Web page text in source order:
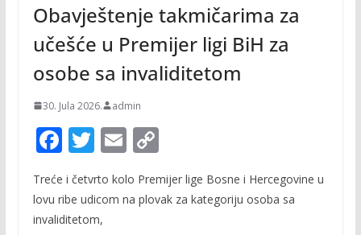
Obavještenje takmičarima za
učešće u Premijer ligi BiH za
osobe sa invaliditetom
30. Jula 2026. admin
F
ac
e
b
T
w
itt
er
E
m
ai
C
p
Treće i četvrto kolo Premijer lige Bosne i Hercegovine u
lovu ribe udicom na plovak za kategoriju osoba sa
invaliditetom,